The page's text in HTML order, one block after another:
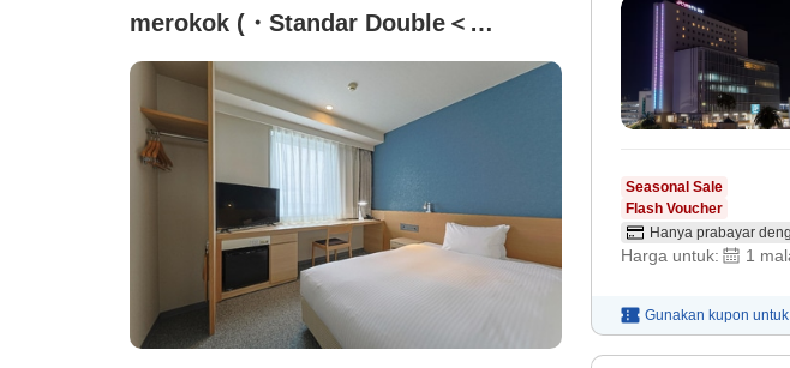
merokok (・Standar Double＜
Penggunaan untuk 2 orang／Kamar
mandi dan toilet terpisah＞【bebas
asap rokok】)
Seasonal Sale
Flash Voucher
Hanya prabayar
Harga untuk: 1
Gunakan kupon untuk